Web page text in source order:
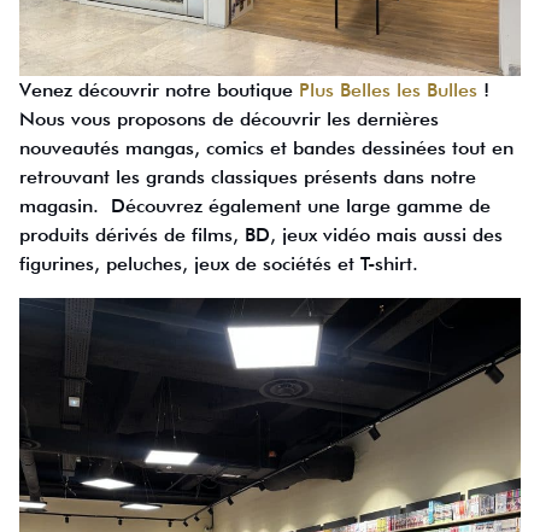
Venez découvrir notre boutique Plus Belles les Bulles !
Nous vous proposons de découvrir les dernières
nouveautés mangas, comics et bandes dessinées tout en
retrouvant les grands classiques présents dans notre
magasin. Découvrez également une large gamme de
produits dérivés de films, BD, jeux vidéo mais aussi des
figurines, peluches, jeux de sociétés et T-shirt.